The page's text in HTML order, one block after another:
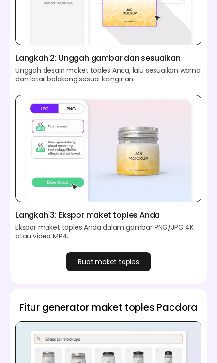
Langkah 2: Unggah gambar dan sesuaikan
Unggah desain maket toples Anda, lalu sesuaikan warna
dan latar belakang sesuai keinginan.
Langkah 3: Ekspor maket toples Anda
Ekspor maket toples Anda dalam gambar PNG/JPG 4K
atau video MP4.
Buat maket toples
Fitur generator maket toples Pacdora